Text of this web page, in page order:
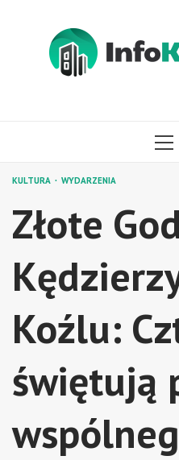
KULTURA WYDARZENIA
Złote
Koźlu:
świętują